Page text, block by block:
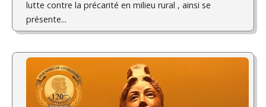
lutte contre la précarité en milieu rural , ainsi se
présente...